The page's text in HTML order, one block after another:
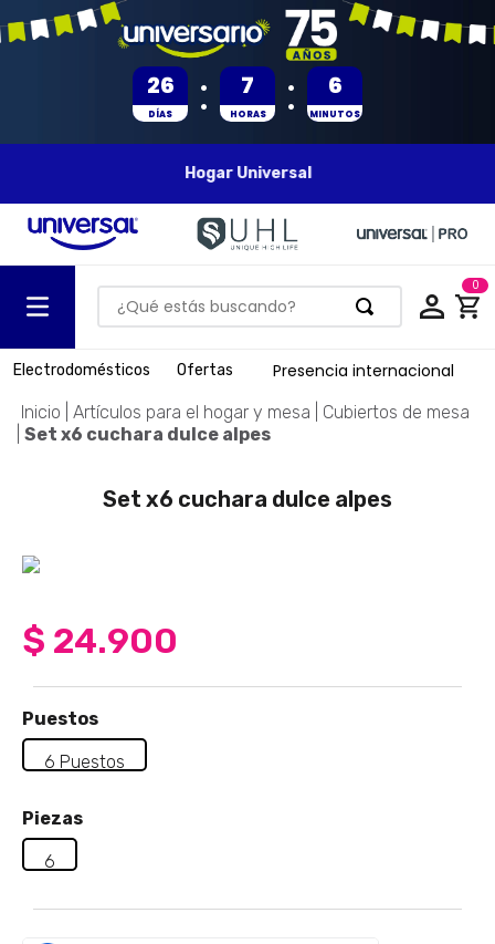
26
DÍAS : 7
HORAS : 6
MINUTOS
Hogar Universal
¿Qué estás buscando? 0
Electrodomésticos Ofertas Presencia internacional
Artículos para el hogar y mesa
Cubiertos de mesa
Set x6 cuchara dulce alpes
Set x6 cuchara dulce alpes
$ 24.900
Puestos
6 Puestos
Piezas
6
TÉRMINOS MÁS BUSCADOS
.
batería
monarca
cafetera